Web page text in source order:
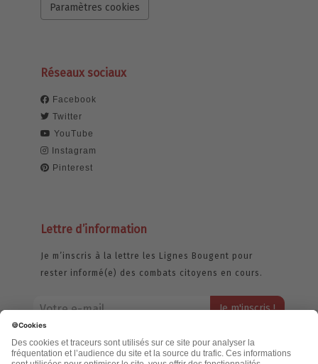
Paramètres cookies
Réseaux sociaux
Facebook
Twitter
YouTube
Instagram
Pinterest
Lettre d’information
Je m’inscris à la lettre les Lignes Bougent pour
rester informé(e) des combats citoyens en cours.
jamais échangée. Pour consulter notre politique de confidentialité,
cliquez ici.